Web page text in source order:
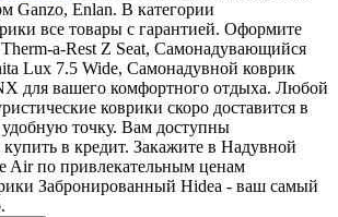
Ganzo, Enlan. В категории
все товары с гарантией. Оформите
a-Rest Z Seat, Самонадувающийся
Lux 7.5 Wide, Самонадувной коврик
для вашего комфортного отдыха. Любой
коврики скоро доставится в
точку. Вам доступны
в кредит. Закажите в Надувной
Air по привлекательным ценам
Забронированный Hidea - ваш самый